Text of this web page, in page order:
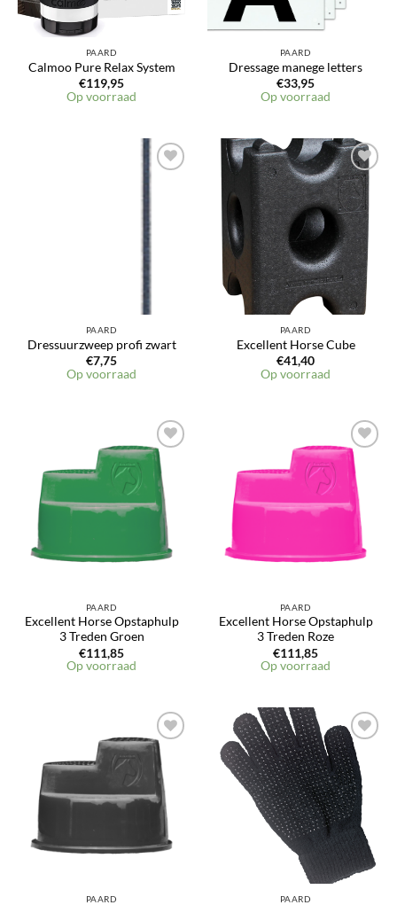
PAARD
Calmoo Pure Relax System
€119,95
Op voorraad
PAARD
Dressage manege letters
€33,95
Op voorraad
PAARD
Dressuurzweep profi zwart
€7,75
Op voorraad
PAARD
Excellent Horse Cube
€41,40
Op voorraad
PAARD
Excellent Horse Opstaphulp
3 Treden Groen
€111,85
Op voorraad
PAARD
Excellent Horse Opstaphulp
3 Treden Roze
€111,85
Op voorraad
PAARD PAARD